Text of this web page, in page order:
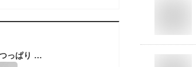
突っ張り パーテーション 本体用 連結用 日本製 （ つっぱり 間仕切り 幅65cm 幅90cm 幅62.5cm 幅87.5cm クリア 有孔ボード 国産 衝立 自立 目隠し パーティション 木製 パネル 半透明 ペグボード オフィス リフォーム 工事不要 ）